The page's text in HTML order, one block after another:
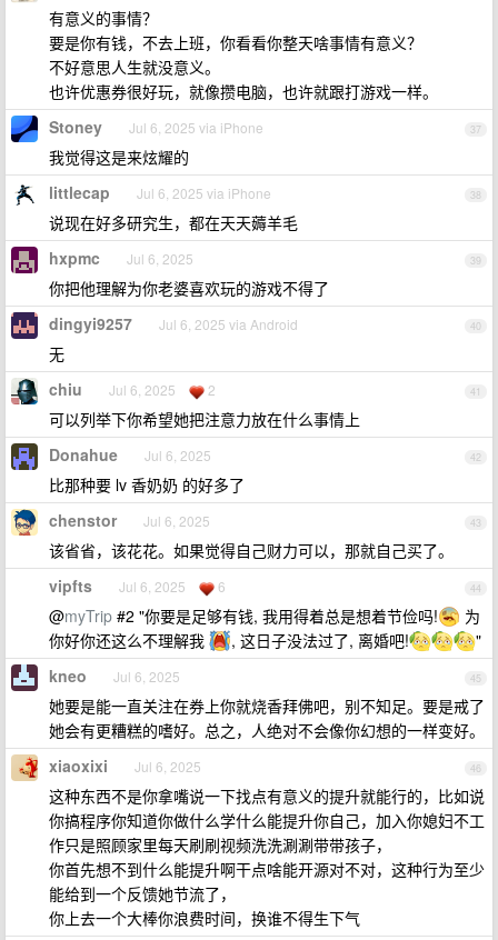
有意义的事情？
要是你有钱，不去上班，你看看你整天啥事情有意义？
不好意思人生就没意义。
也许优惠券很好玩，就像攒电脑，也许就跟打游戏一样。
37
Stoney Jul 6, 2025 via iPhone
我觉得这是来炫耀的
38
littlecap Jul 6, 2025 via iPhone
说现在好多研究生，都在天天薅羊毛
39
hxpmc Jul 6, 2025
你把他理解为你老婆喜欢玩的游戏不得了
40
dingyi9257 Jul 6, 2025 via Android
无
41
chiu Jul 6, 2025 2
可以列举下你希望她把注意力放在什么事情上
42
Donahue Jul 6, 2025
比那种要 lv 香奶奶 的好多了
43
chenstor Jul 6, 2025
该省省，该花花。如果觉得自己财力可以，那就自己买了。
44
vipfts Jul 6, 2025 6
@myTrip #2 "你要是足够有钱, 我用得着总是想着节俭吗!
为
你好你还这么不理解我
, 这日子没法过了, 离婚吧! "
45
kneo Jul 6, 2025
她要是能一直关注在券上你就烧香拜佛吧，别不知足。要是戒了
她会有更糟糕的嗜好。总之，人绝对不会像你幻想的一样变好。
46
xiaoxixi Jul 6, 2025
这种东西不是你拿嘴说一下找点有意义的提升就能行的，比如说
你搞程序你知道你做什么学什么能提升你自己，加入你媳妇不工
作只是照顾家里每天刷刷视频洗洗涮涮带带孩子，
你首先想不到什么能提升啊干点啥能开源对不对，这种行为至少
能给到一个反馈她节流了，
你上去一个大棒你浪费时间，换谁不得生下气